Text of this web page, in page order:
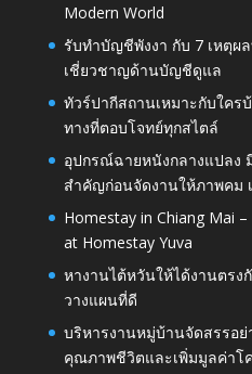
Modern World
รับทำบัญชีพังงา กับ 7 เหตุผ
เชี่ยวชาญด้านบัญชีดูแล
ทัวร์ปากีสถานเหมาะกับใคร
ทางที่ตอบโจทย์ทุกสไตล์
อุปกรณ์ฉายหนังกลางแปลง
สำคัญก่อนจัดงานให้ภาพคม
Homestay in Chiang Mai
at Homestay Yuva
หางานไต้หวันให้ได้งานตรง
วางแผนที่ดี
บริหารงานหมู่บ้านจัดสรรอย่
คุณภาพชีวิตและเพิ่มมูลค่าโ